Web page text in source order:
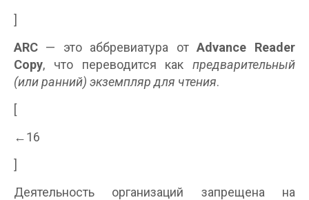
]
ARC — это аббревиатура от Advance Reader
Copy, что переводится как предварительный
(или ранний) экземпляр для чтения.
[
←16
]
Деятельность организаций запрещена на